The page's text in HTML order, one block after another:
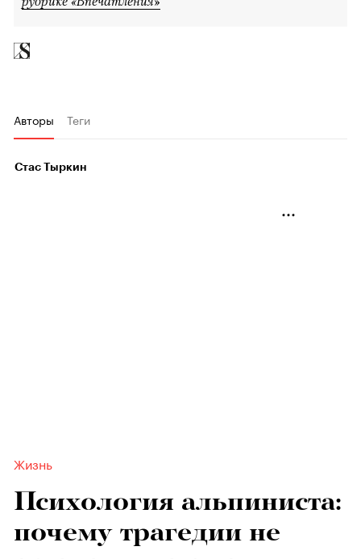
Авторы Теги
Стас Тыркин
Жизнь
Психология альпиниста:
почему трагедии не